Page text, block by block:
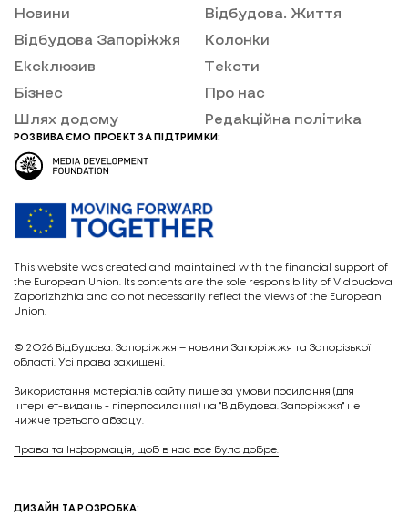
Новини
Відбудова Запоріжжя
Ексклюзив
Бізнес
Шлях додому
Відбудова. Життя
Колонки
Тексти
Про нас
Редакційна політика
РОЗВИВАЄМО ПРОЕКТ ЗА ПІДТРИМКИ:
This website was created and maintained with the financial support of
the European Union. Its contents are the sole responsibility of Vidbudova
Zaporizhzhia and do not necessarily reflect the views of the European
Union.
© 2026 Відбудова. Запоріжжя – новини Запоріжжя та Запорізької
області. Усі права захищені.
Викориcтання матеріалів сайту лише за умови посилання (для
інтернет-видань - гіперпосилання) на "Відбудова. Запоріжжя" не
нижче третього абзацу.
Права та Інформація, щоб в нас все було добре.
ДИЗАЙН ТА РОЗРОБКА: